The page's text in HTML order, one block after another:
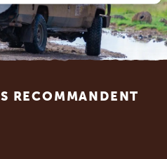
RECOMMANDENT